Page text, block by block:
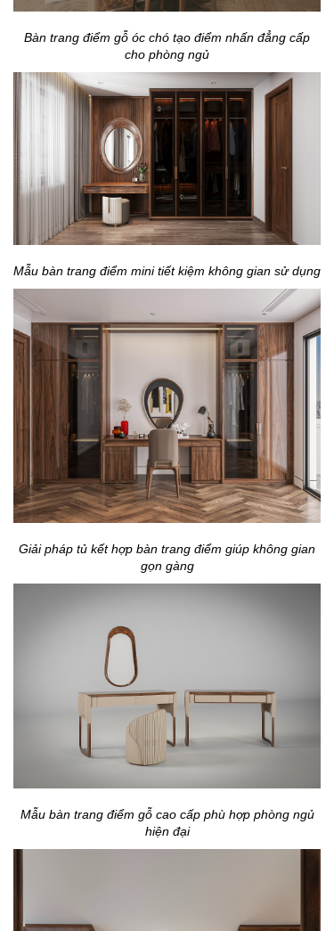
Bàn trang điểm gỗ óc chó tạo điểm nhấn đẳng cấp
cho phòng ngủ
Mẫu bàn trang điểm mini tiết kiệm không gian sử dụng
Giải pháp tủ kết hợp bàn trang điểm giúp không gian
gọn gàng
Mẫu bàn trang điểm gỗ cao cấp phù hợp phòng ngủ
hiện đại